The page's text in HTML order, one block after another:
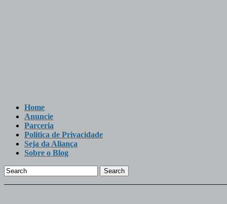
Home
Anuncie
Parceria
Politica de Privacidade
Seja da Aliança
Sobre o Blog
Search